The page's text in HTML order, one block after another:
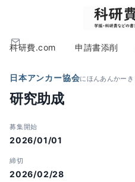
科研費.com 申請書添削
日本アンカー協会にほんあんかー
研究助成
募集開始
2026/01/01
締切
2026/02/28